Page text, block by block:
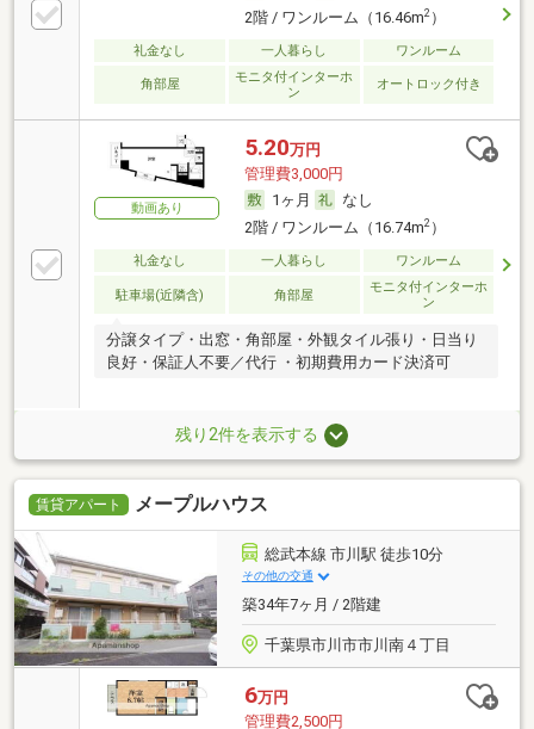
2階 / ワンルーム（16.46m2）
礼金なし 一人暮らし ワンルーム
角部屋
モニタ付インターホ
ン
オートロック付き
動画あり
5.20万円
管理費3,000円
1ヶ月
なし
2階 / ワンルーム（16.74m2）
礼金なし 一人暮らし ワンルーム
駐車場(近隣含) 角部屋
モニタ付インターホ
ン
分譲タイプ・出窓・角部屋・外観タイル張り・日当り
良好・保証人不要／代行 ・初期費用カード決済可
残り2件を表示する
賃貸アパート メープルハウス
総武本線 市川駅 徒歩10分
その他の交通
築34年7ヶ月 / 2階建
千葉県市川市市川南４丁目
6万円
管理費2,500円